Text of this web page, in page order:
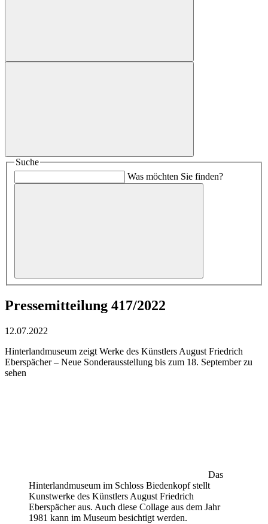
Suche
Was möchten Sie finden?
Pressemitteilung 417/2022
12.07.2022
Hinterlandmuseum zeigt Werke des Künstlers August Friedrich
Eberspächer – Neue Sonderausstellung bis zum 18. September zu
sehen
Das
Hinterlandmuseum im Schloss Biedenkopf stellt
Kunstwerke des Künstlers August Friedrich
Eberspächer aus. Auch diese Collage aus dem Jahr
1981 kann im Museum besichtigt werden.